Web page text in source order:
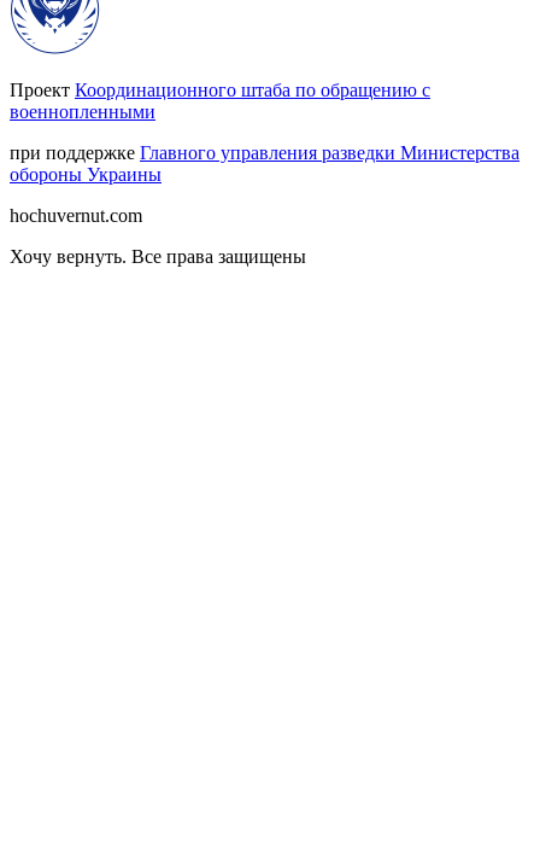
Проект Координационного штаба по обращению с
военнопленными
при поддержке Главного управления разведки Министерства
обороны Украины
hochuvernut.com
Хочу вернуть. Все права защищены